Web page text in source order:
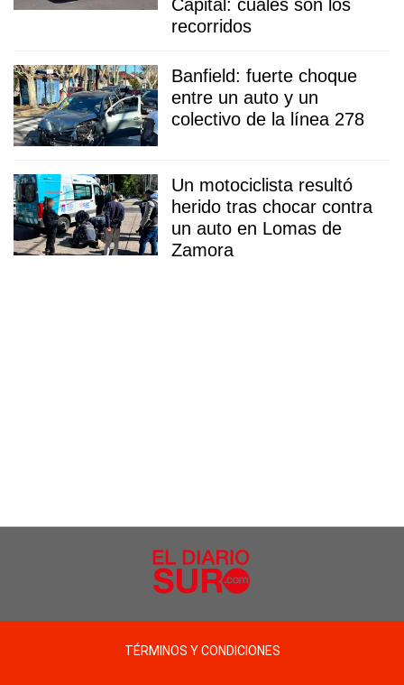
Capital: cuáles son los
recorridos
Banfield: fuerte choque
entre un auto y un
colectivo de la línea 278
Un motociclista resultó
herido tras chocar contra
un auto en Lomas de
Zamora
TÉRMINOS Y CONDICIONES